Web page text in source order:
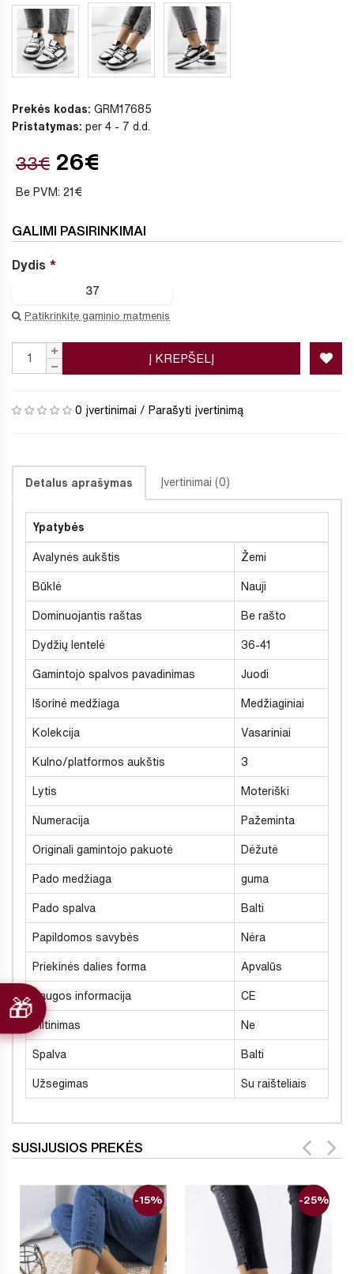
Prekės kodas: GRM17685
Pristatymas: per 4 - 7 d.d.
33€ 26€
Be PVM: 21€
GALIMI PASIRINKIMAI
Dydis
37
Patikrinkite gaminio matmenis
Į KREPŠELĮ
0 įvertinimai / Parašyti įvertinimą
Detalus aprašymas Įvertinimai (0)
Ypatybės
Avalynės aukštis Žemi
Būklė Nauji
Dominuojantis raštas Be rašto
Dydžių lentelė 36-41
Gamintojo spalvos pavadinimas Juodi
Išorinė medžiaga Medžiaginiai
Kolekcija Vasariniai
Kulno/platformos aukštis 3
Lytis Moteriški
Numeracija Pažeminta
Originali gamintojo pakuotė Dėžutė
Pado medžiaga guma
Pado spalva Balti
Papildomos savybės Nėra
Priekinės dalies forma Apvalūs
Saugos informacija CE
Šiltinimas Ne
Spalva Balti
Užsegimas Su raišteliais
SUSIJUSIOS PREKĖS
-15% -25%